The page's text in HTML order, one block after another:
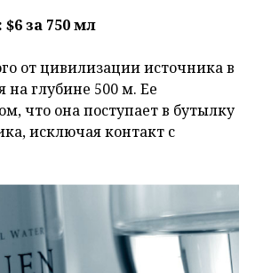
за 750 мл
от цивилизации источника в
на глубине 500 м. Ее
что она поступает в бутылку
исключая контакт с